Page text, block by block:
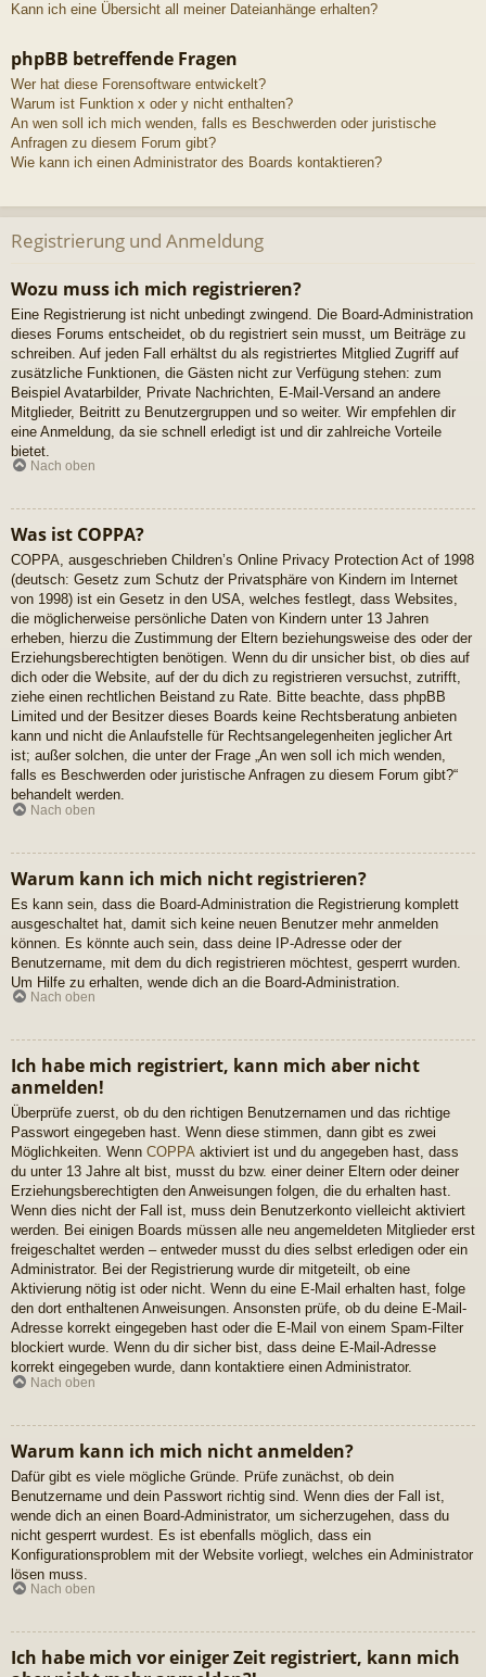
Kann ich eine Übersicht all meiner Dateianhänge erhalten?
phpBB betreffende Fragen
Wer hat diese Forensoftware entwickelt?
Warum ist Funktion x oder y nicht enthalten?
An wen soll ich mich wenden, falls es Beschwerden oder juristische
Anfragen zu diesem Forum gibt?
Wie kann ich einen Administrator des Boards kontaktieren?
Registrierung und Anmeldung
Wozu muss ich mich registrieren?
Eine Registrierung ist nicht unbedingt zwingend. Die Board-Administration
dieses Forums entscheidet, ob du registriert sein musst, um Beiträge zu
schreiben. Auf jeden Fall erhältst du als registriertes Mitglied Zugriff auf
zusätzliche Funktionen, die Gästen nicht zur Verfügung stehen: zum
Beispiel Avatarbilder, Private Nachrichten, E-Mail-Versand an andere
Mitglieder, Beitritt zu Benutzergruppen und so weiter. Wir empfehlen dir
eine Anmeldung, da sie schnell erledigt ist und dir zahlreiche Vorteile
bietet.
Nach oben
Was ist COPPA?
COPPA, ausgeschrieben Children’s Online Privacy Protection Act of 1998
(deutsch: Gesetz zum Schutz der Privatsphäre von Kindern im Internet
von 1998) ist ein Gesetz in den USA, welches festlegt, dass Websites,
die möglicherweise persönliche Daten von Kindern unter 13 Jahren
erheben, hierzu die Zustimmung der Eltern beziehungsweise des oder der
Erziehungsberechtigten benötigen. Wenn du dir unsicher bist, ob dies auf
dich oder die Website, auf der du dich zu registrieren versuchst, zutrifft,
ziehe einen rechtlichen Beistand zu Rate. Bitte beachte, dass phpBB
Limited und der Besitzer dieses Boards keine Rechtsberatung anbieten
kann und nicht die Anlaufstelle für Rechtsangelegenheiten jeglicher Art
ist; außer solchen, die unter der Frage „An wen soll ich mich wenden,
falls es Beschwerden oder juristische Anfragen zu diesem Forum gibt?“
behandelt werden.
Nach oben
Warum kann ich mich nicht registrieren?
Es kann sein, dass die Board-Administration die Registrierung komplett
ausgeschaltet hat, damit sich keine neuen Benutzer mehr anmelden
können. Es könnte auch sein, dass deine IP-Adresse oder der
Benutzername, mit dem du dich registrieren möchtest, gesperrt wurden.
Um Hilfe zu erhalten, wende dich an die Board-Administration.
Nach oben
Ich habe mich registriert, kann mich aber nicht
anmelden!
Überprüfe zuerst, ob du den richtigen Benutzernamen und das richtige
Passwort eingegeben hast. Wenn diese stimmen, dann gibt es zwei
Möglichkeiten. Wenn COPPA aktiviert ist und du angegeben hast, dass
du unter 13 Jahre alt bist, musst du bzw. einer deiner Eltern oder deiner
Erziehungsberechtigten den Anweisungen folgen, die du erhalten hast.
Wenn dies nicht der Fall ist, muss dein Benutzerkonto vielleicht aktiviert
werden. Bei einigen Boards müssen alle neu angemeldeten Mitglieder erst
freigeschaltet werden – entweder musst du dies selbst erledigen oder ein
Administrator. Bei der Registrierung wurde dir mitgeteilt, ob eine
Aktivierung nötig ist oder nicht. Wenn du eine E-Mail erhalten hast, folge
den dort enthaltenen Anweisungen. Ansonsten prüfe, ob du deine E-Mail-
Adresse korrekt eingegeben hast oder die E-Mail von einem Spam-Filter
blockiert wurde. Wenn du dir sicher bist, dass deine E-Mail-Adresse
korrekt eingegeben wurde, dann kontaktiere einen Administrator.
Nach oben
Warum kann ich mich nicht anmelden?
Dafür gibt es viele mögliche Gründe. Prüfe zunächst, ob dein
Benutzername und dein Passwort richtig sind. Wenn dies der Fall ist,
wende dich an einen Board-Administrator, um sicherzugehen, dass du
nicht gesperrt wurdest. Es ist ebenfalls möglich, dass ein
Konfigurationsproblem mit der Website vorliegt, welches ein Administrator
lösen muss.
Nach oben
Ich habe mich vor einiger Zeit registriert, kann mich